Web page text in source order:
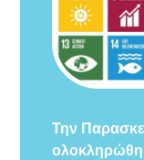
Staff
Την